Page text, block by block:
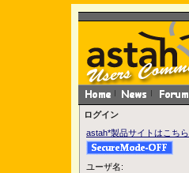
ログイン
astah*製品サイトはこちら
ユーザ名: